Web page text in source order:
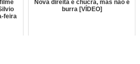
feira
Nova direita é chucra, mas não é
burra [VÍDEO]